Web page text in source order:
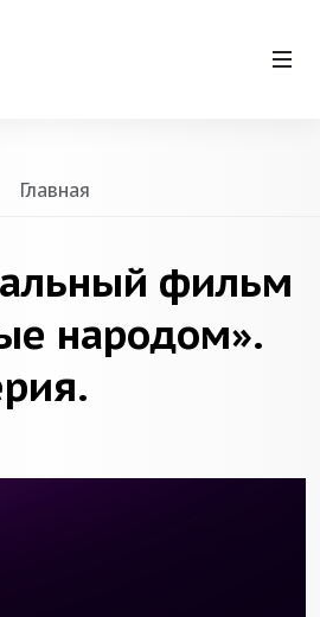
Главная
фильм
народом».